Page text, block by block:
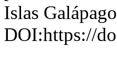
Islas
DOI:https://